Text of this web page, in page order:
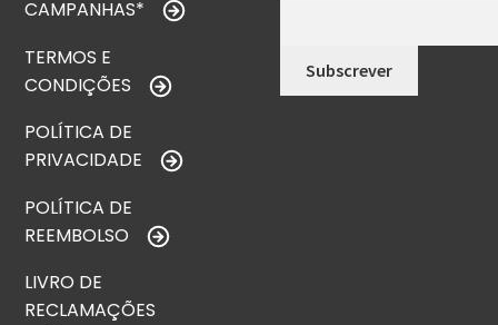
CAMPANHAS*
TERMOS E
CONDIÇÕES
POLÍTICA DE
PRIVACIDADE
POLÍTICA DE
REEMBOLSO
LIVRO DE
RECLAMAÇÕES